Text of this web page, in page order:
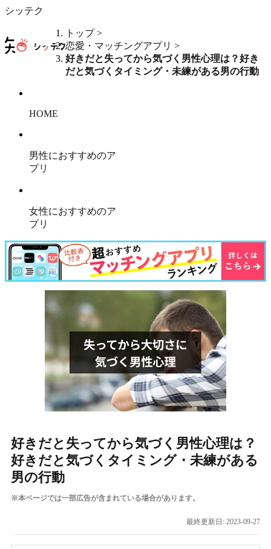
シッテク
トップ>
恋愛・マッチングアプリ >
好きだと失ってから気づく男性心理は？好き
だと気づくタイミング・未練がある男の行動
HOME
男性におすすめのア
プリ
女性におすすめのア
プリ
好きだと失ってから気づく男性心理は？
好きだと気づくタイミング・未練がある
男の行動
※本ページでは一部広告が含まれている場合があります。
最終更新日: 2023-09-27